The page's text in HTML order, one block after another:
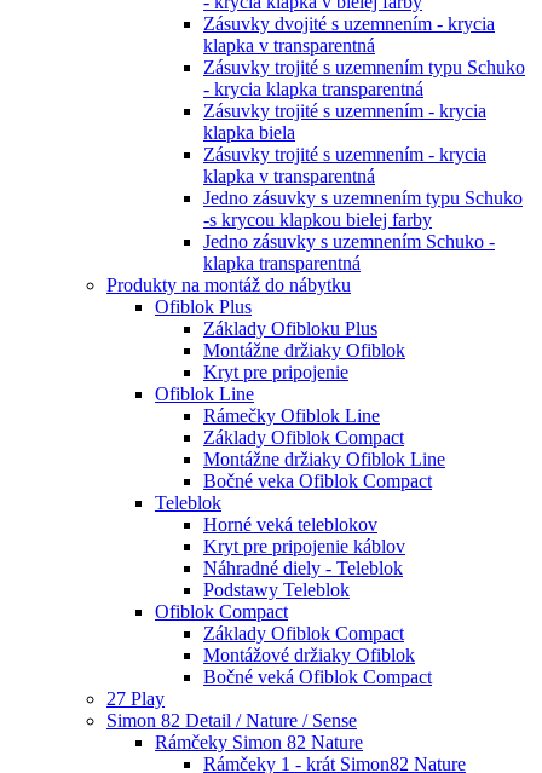
Zásuvky dvojité s uzemnením - krycia
klapka v transparentná
Zásuvky trojité s uzemnením typu Schuko
- krycia klapka transparentná
Zásuvky trojité s uzemnením - krycia
klapka biela
Zásuvky trojité s uzemnením - krycia
klapka v transparentná
Jedno zásuvky s uzemnením typu Schuko
-s krycou klapkou bielej farby
Jedno zásuvky s uzemnením Schuko -
klapka transparentná
Produkty na montáž do nábytku
Ofiblok Plus
Základy Ofibloku Plus
Montážne držiaky Ofiblok
Kryt pre pripojenie
Ofiblok Line
Rámečky Ofiblok Line
Základy Ofiblok Compact
Montážne držiaky Ofiblok Line
Bočné veka Ofiblok Compact
Teleblok
Horné veká teleblokov
Kryt pre pripojenie káblov
Náhradné diely - Teleblok
Podstawy Teleblok
Ofiblok Compact
Základy Ofiblok Compact
Montážové držiaky Ofiblok
Bočné veká Ofiblok Compact
27 Play
Simon 82 Detail / Nature / Sense
Rámčeky Simon 82 Nature
Rámčeky 1 - krát Simon82 Nature